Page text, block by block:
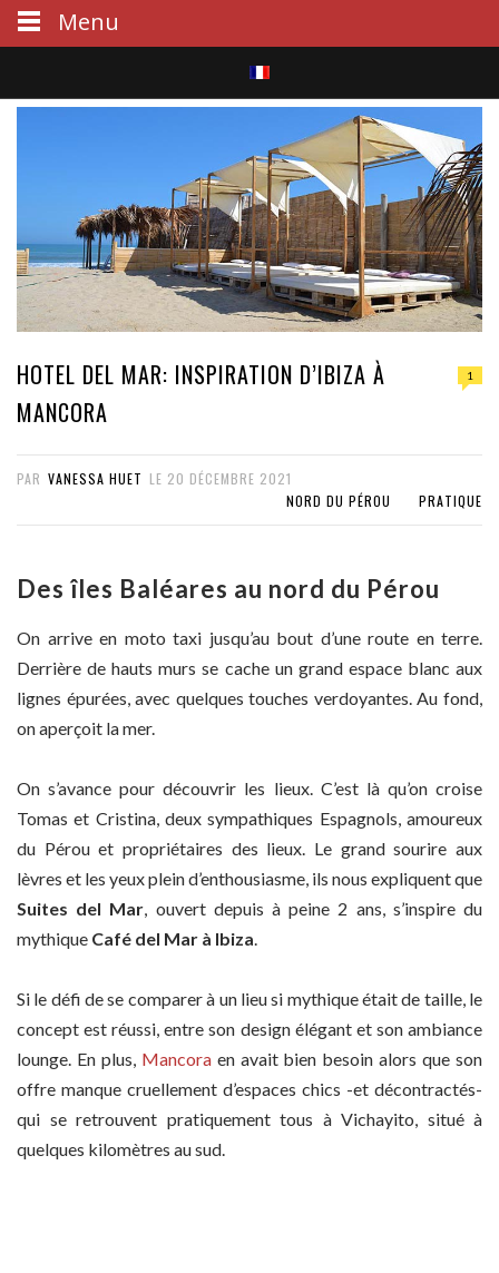
S
a
r
c
h
HOTEL DEL MAR: INSPIRATION D’IBIZA À
MANCORA
1
PAR VANESSA HUET LE 20 DÉCEMBRE 2021
NORD DU PÉROU
PRATIQUE
Des îles Baléares au nord du Pérou
On arrive en moto taxi jusqu’au bout d’une route en terre.
Derrière de hauts murs se cache un grand espace blanc aux
lignes épurées, avec quelques touches verdoyantes. Au fond,
on aperçoit la mer.
On s’avance pour découvrir les lieux. C’est là qu’on croise
Tomas et Cristina, deux sympathiques Espagnols, amoureux
du Pérou et propriétaires des lieux. Le grand sourire aux
lèvres et les yeux plein d’enthousiasme, ils nous expliquent que
Suites del Mar, ouvert depuis à peine 2 ans, s’inspire du
mythique Café del Mar à Ibiza.
Si le défi de se comparer à un lieu si mythique était de taille, le
concept est réussi, entre son design élégant et son ambiance
lounge. En plus, Mancoraen avait bien besoin alors que son
offre manque cruellement d’espaces chics -et décontractés-
qui se retrouvent pratiquement tous à Vichayito, situé à
quelques kilomètres au sud.
Menu